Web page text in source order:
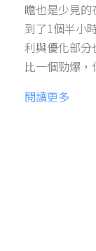
瞻也是少見
到了1個半小
利與優化部
比一個勁爆
閱讀更多